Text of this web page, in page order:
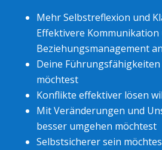
Mehr Selbstreflexion und
Effektivere Kommunikation
Beziehungsmanagement
Deine
möchtest
Konflikte effektiver lösen
Mit Veränderungen und
besser umgehen möchtest
Selbstsicherer sein